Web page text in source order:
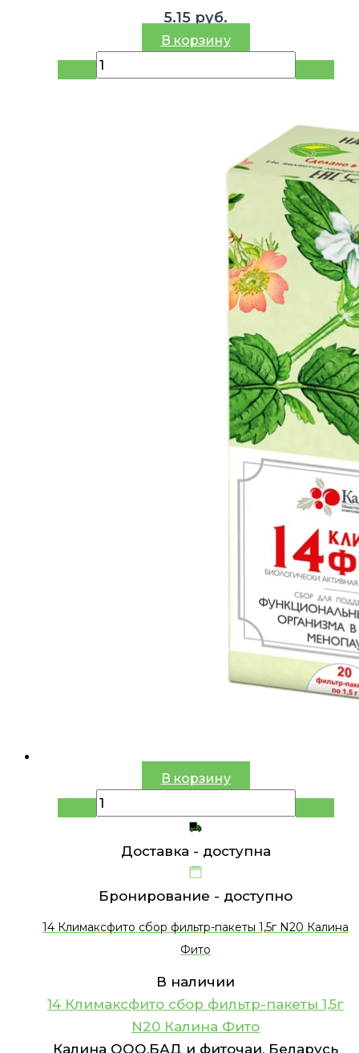
5.15 руб.
В корзину
В корзину
Доставка - доступна
Бронирование - доступно
14 Климаксфито сбор фильтр-пакеты 1,5г N20 Калина
Фито
В наличии
14 Климаксфито сбор фильтр-пакеты 1,5г
N20 Калина Фито
Калина ООО,БАД и фиточаи, Беларусь